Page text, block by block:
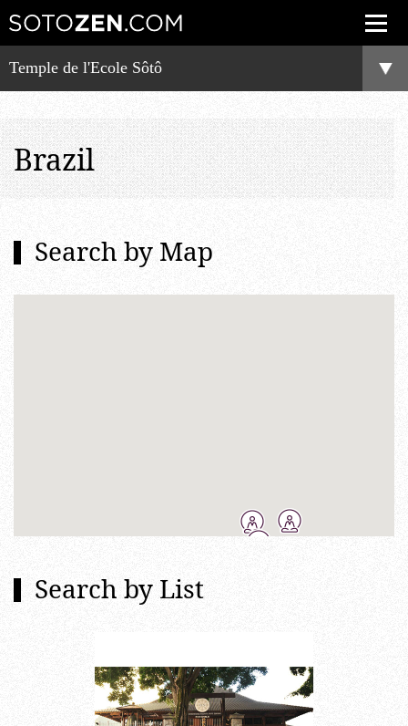
Temple de l'Ecole Sôtô
Brazil
Search by Map
Search by List